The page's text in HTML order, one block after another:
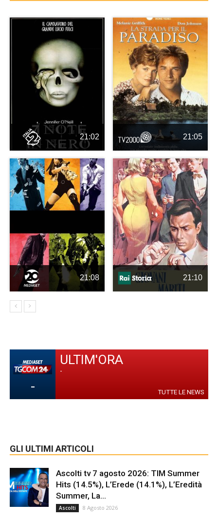
21:02 21:05
21:08 21:10
-
ULTIM'ORA
-
TUTTE LE NEWS
GLI ULTIMI ARTICOLI
Ascolti tv 7 agosto 2026: TIM Summer
Hits (14.5%), L’Erede (14.1%), L’Eredità
Summer, La...
Ascolti 8 Agosto 2026